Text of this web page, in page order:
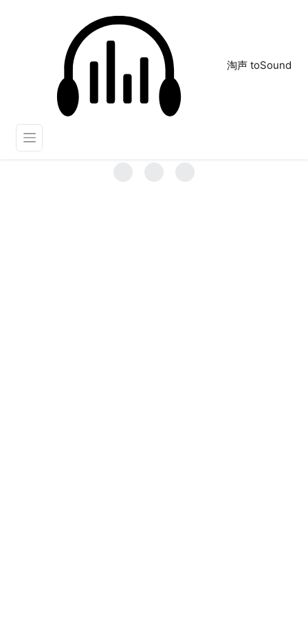
淘声 toSound
空调遥控器
正在为您搜索声音资源